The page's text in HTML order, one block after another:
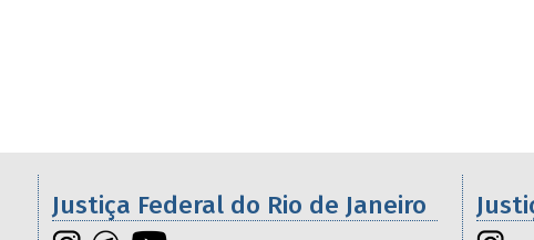
2ª Região
Justiça Federal do Rio de Janeiro